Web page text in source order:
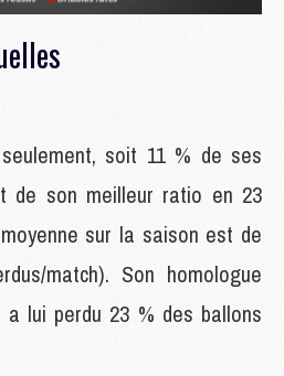
soit 11 % de ses
de son meilleur ratio en 23
sur la saison est de
match). Son homologue
a lui perdu 23 % des ballons